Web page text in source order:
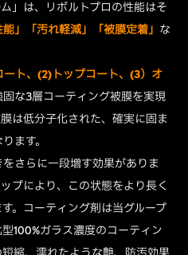
」は、リボルトプロの性能はそ
」「汚れ軽減」「被膜定着」 な
ート、(2)トップコート、(3）オ
固な3層コーティング被膜を実現
は低分子化された、確実に固ま
ます。
さらに一段増す効果がありま
プにより、この状態をより長く
。コーティング剤は当グループ
100%ガラス濃度のコーティン
縮、濡れたような艶、防汚効果